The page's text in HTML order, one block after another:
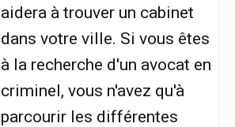
aidera à trouver un cabinet
dans votre ville. Si vous êtes
à la recherche d'un avocat en
criminel, vous n'avez qu'à
parcourir les différentes